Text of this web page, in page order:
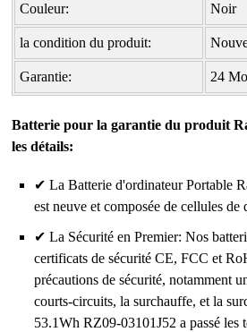
Couleur: Noir
la condition du produit:
Garantie: 24
Batterie pour la garantie du produit
les détails:
✔ La Batterie d'ordinateur Portable
est neuve et composée de cellules de
✔ La Sécurité en Premier: Nos
certificats de sécurité CE, FCC et
précautions de sécurité, notamment
courts-circuits, la surchauffe, et la
53.1Wh RZ09-03101J52 a passé les